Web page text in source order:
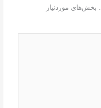
بخش‌های موردنیاز